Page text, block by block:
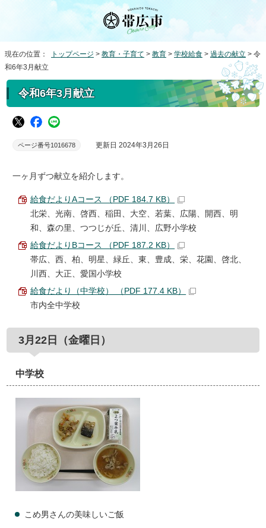
現在の位置： トップページ > 教育・子育て > 教育 > 学校給食 > 過去の献立 > 令
和6年3月献立
令和6年3月献立
ページ番号1016678 更新日 2024年3月26日
一ヶ月ずつ献立を紹介します。
給食だよりAコース （PDF 184.7 KB）
北栄、光南、啓西、稲田、大空、若葉、広陽、開西、明
和、森の里、つつじが丘、清川、広野小学校
給食だよりBコース （PDF 187.2 KB）
帯広、西、柏、明星、緑丘、東、豊成、栄、花園、啓北、
川西、大正、愛国小学校
給食だより（中学校） （PDF 177.4 KB）
市内全中学校
3月22日（金曜日）
中学校
こめ男さんの美味しいご飯